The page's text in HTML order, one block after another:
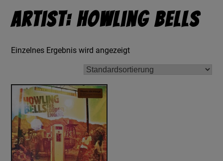
Artist: Howling Bells
Einzelnes Ergebnis wird angezeigt